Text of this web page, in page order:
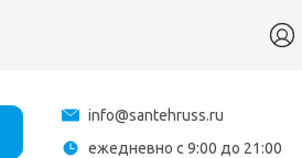
info@santehruss.ru
ежедневно с 9:00 до 21:00